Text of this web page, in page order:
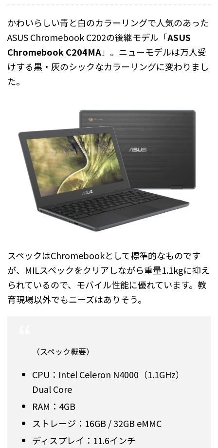
かわいらしい青と白のカラーリングで人気のあった
ASUS Chromebook C202の後継モデル「ASUS
Chromebook C204MA」。ニューモデルは万人受
けする黒・灰のシックなカラーリングに変わりまし
た。
スペックはChromebookとして標準的なものです
が、MILスペックをクリアしながら重量1.1kgに抑え
られているので、モバイル性能に優れています。教
育現場以外でもニーズはありそう。
（スペック概要）
CPU：Intel Celeron N4000（1.1GHz）
Dual Core
RAM：4GB
ストレージ：16GB / 32GB eMMC
ディスプレイ：11.6インチ